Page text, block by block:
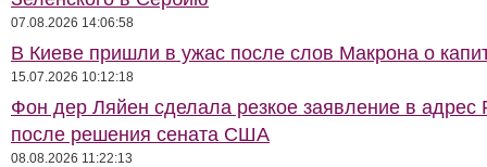
07.08.2026 14:06:58
В Киеве пришли в ужас после слов Макрона о
15.07.2026 10:12:18
Фон дер Ляйен сделала резкое заявление в адрес
после решения сената США
08.08.2026 11:22:13